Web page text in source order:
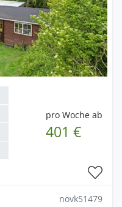
pro Woche ab
401 €
novk51479